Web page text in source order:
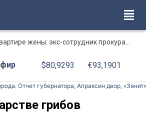
сотрудник прокуратуры рассказал, почему совершил убийство
$80,9293 €93,1901
Отчет губернатора, Апраксин двор,
грибов